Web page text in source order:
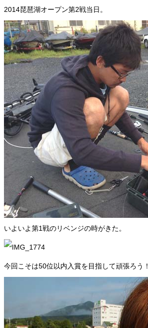
2014琵琶湖オープン第2戦当日。
いよいよ第1戦のリベンジの時がきた。
今回こそは50位以内入賞を目指して頑張ろう！